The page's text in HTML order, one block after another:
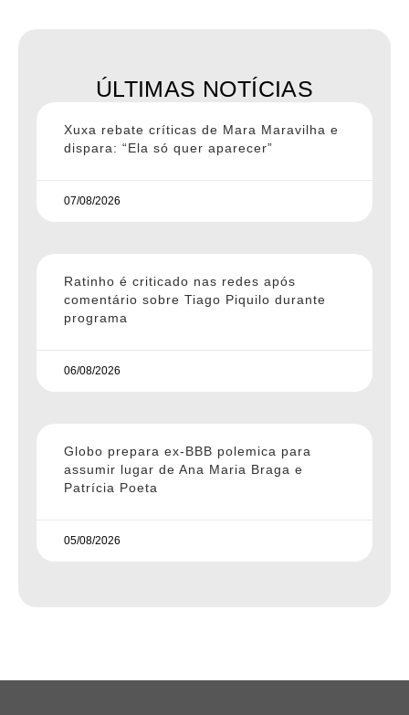
ÚLTIMAS NOTÍCIAS
Xuxa rebate críticas de Mara Maravilha e
dispara: “Ela só quer aparecer”
07/08/2026
Ratinho é criticado nas redes após
comentário sobre Tiago Piquilo durante
programa
06/08/2026
Globo prepara ex-BBB polemica para
assumir lugar de Ana Maria Braga e
Patrícia Poeta
05/08/2026